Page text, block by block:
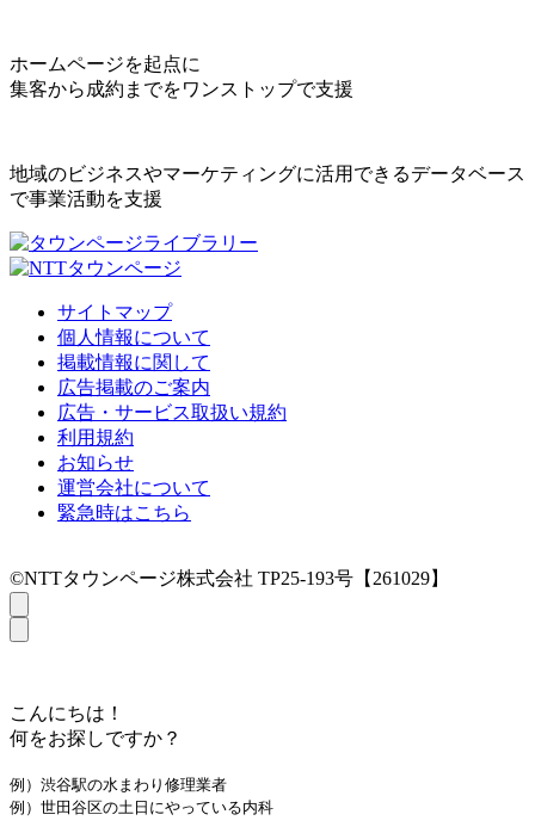
ホームページを起点に
集客から成約までをワンストップで支援
地域のビジネスやマーケティングに活用できるデータベース
で事業活動を支援
サイトマップ
個人情報について
掲載情報に関して
広告掲載のご案内
広告・サービス取扱い規約
利用規約
お知らせ
運営会社について
緊急時はこちら
©NTTタウンページ株式会社 TP25-193号【261029】
こんにちは！
何をお探しですか？
例）渋谷駅の水まわり修理業者
例）世田谷区の土日にやっている内科